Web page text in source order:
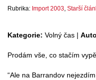
Rubrika: Import 2003 Starší
Kategorie: Volný čas |
Prodám vše, co stačím
“Ale na Barrandov